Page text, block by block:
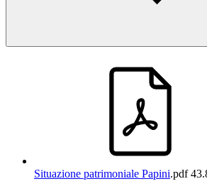
Situazione patrimoniale Papini.pdf